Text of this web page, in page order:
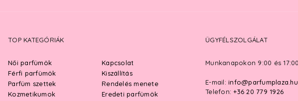
TOP KATEGÓRIÁK
Női parfümök
Férfi parfümök
Parfüm szettek
Kozmetikumok
Kapcsolat
Kiszállítás
Rendelés menete
Eredeti parfümök
ÜGYFÉLSZOLGÁLAT
Munkanapokon 9:00 és
E-mail: info@parfumplaza.hu
Telefon: +36 20 779 1926